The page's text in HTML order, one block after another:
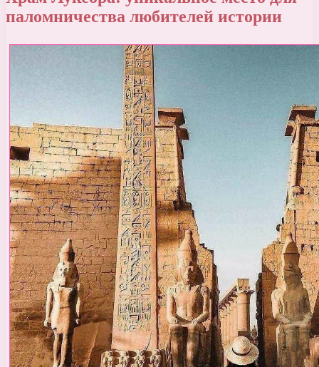
паломничества любителей истории